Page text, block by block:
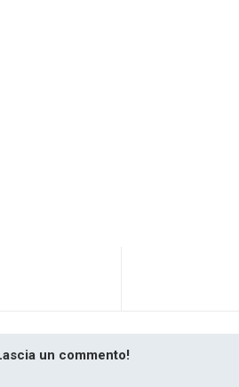
un commento!